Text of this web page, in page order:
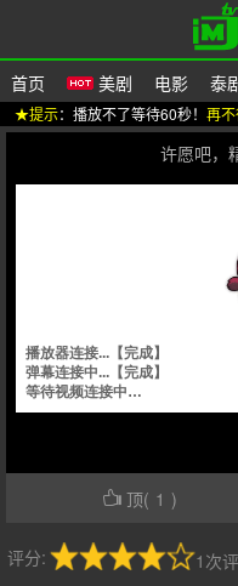
首页 美剧 电影 泰
★提示：播放不了等待60秒！ 再
许愿吧，
顶( 1 )
评分: 1次